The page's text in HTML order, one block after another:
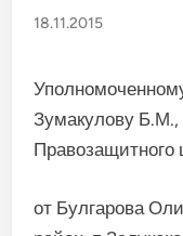
18.11.2015
Зумакулову
Правозащитного
от Булгарова